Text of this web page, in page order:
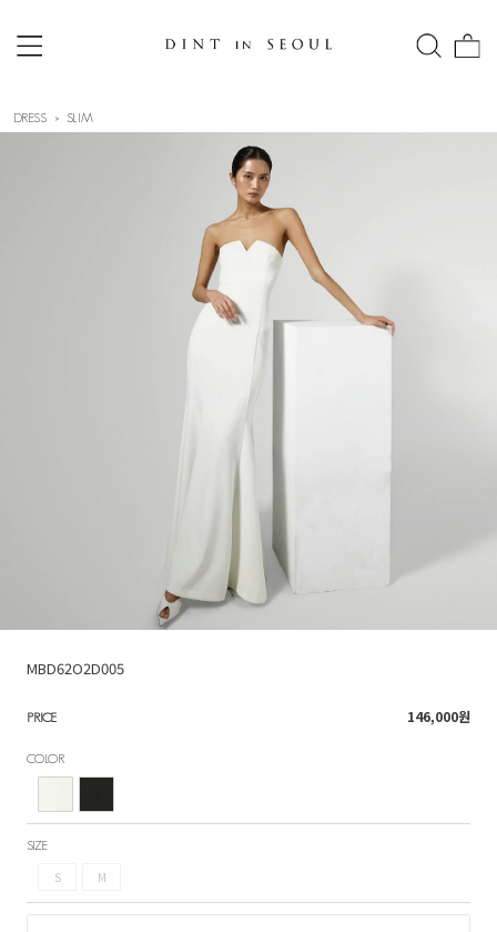
DRESS SLIM
MBD62O2D005
PRICE 146,000원
COLOR
SIZE
S M